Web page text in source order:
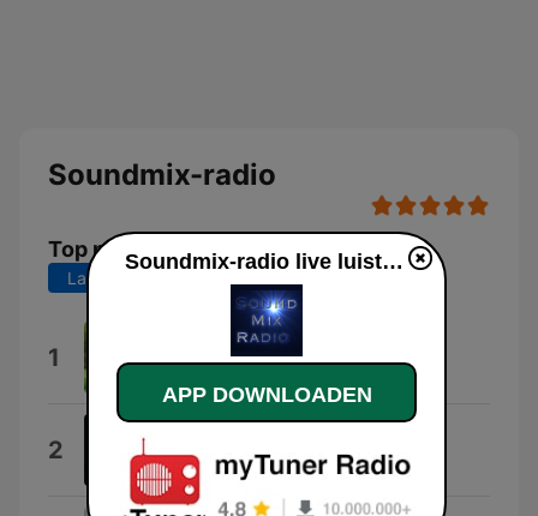
Soundmix-radio
Top nummers
Laatste 7 dagen
1
2 Belvauer Jonge
Soundmix-radio live luisteren
APP DOWNLOADEN